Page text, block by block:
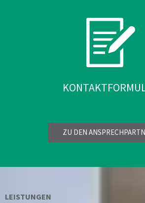
ZU DEN
LEISTUNGEN